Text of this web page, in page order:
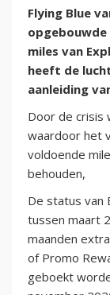
Flying Blue
miles van
heeft de
aanleiding
Door de crisis
waardoor het
voldoende
behouden,
De status van
tussen maart
maanden
of Promo
geboekt